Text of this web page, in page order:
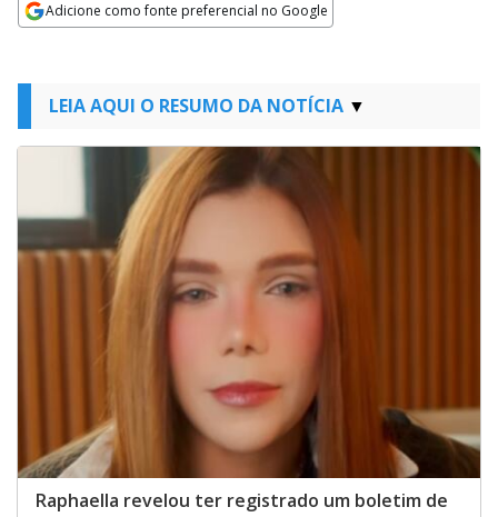
Adicione como fonte preferencial no Google
LEIA AQUI O RESUMO DA NOTÍCIA
Raphaella revelou ter registrado um boletim de